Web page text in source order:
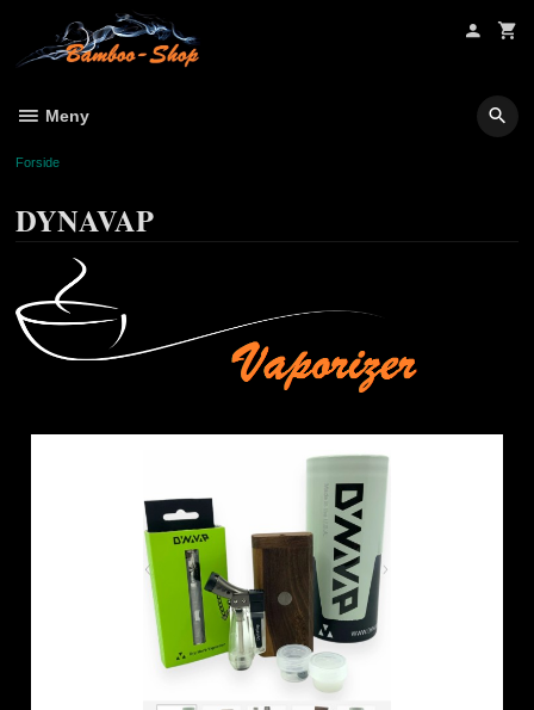
innholdet
Meny
Forside
DYNAVAP